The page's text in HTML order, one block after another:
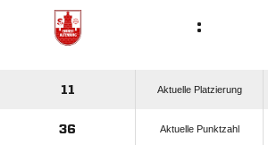
:
11 Aktuelle Platzierung
36 Aktuelle Punktzahl